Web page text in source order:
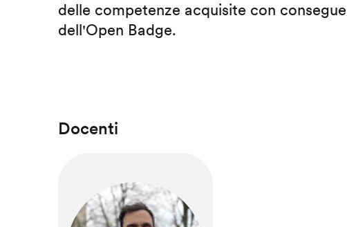
delle competenze acquisite con
dell'Open Badge.
Docenti